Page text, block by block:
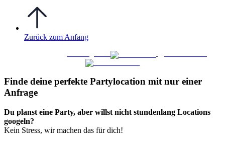
Zurück zum Anfang
Finde deine perfekte Partylocation mit nur einer
Anfrage​
Du planst eine Party, aber willst nicht stundenlang Locations
googeln?
Kein Stress, wir machen das für dich!